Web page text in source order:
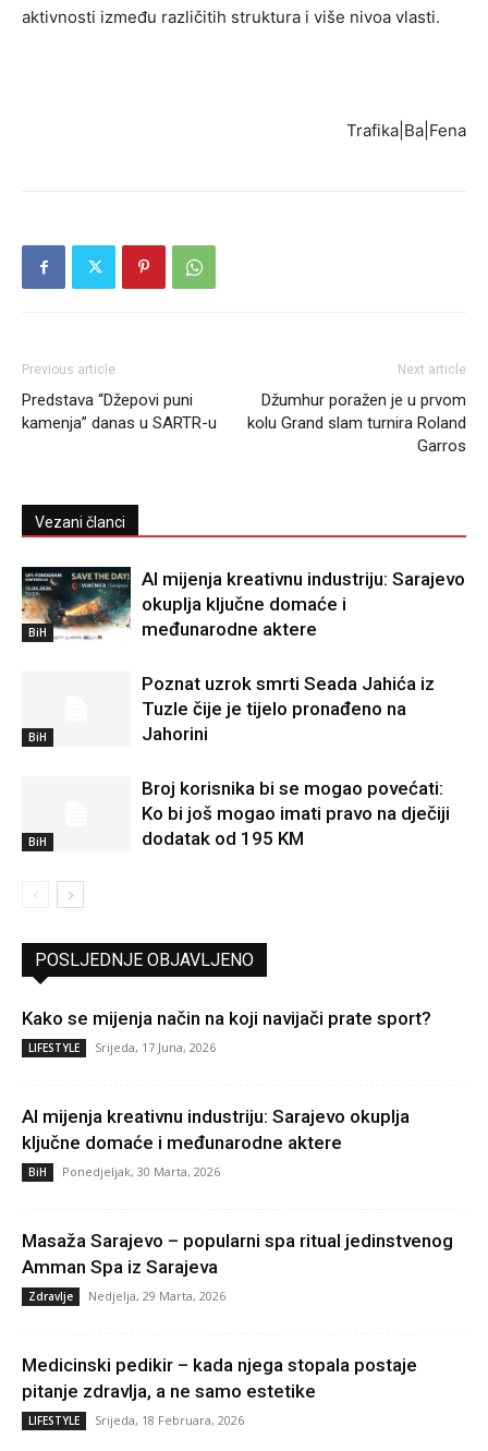
aktivnosti između različitih struktura i više nivoa vlasti.
Trafika|Ba|Fena
Previous article
Predstava “Džepovi puni
kamenja” danas u SARTR-u
Next article
Džumhur poražen je u prvom
kolu Grand slam turnira Roland
Garros
Vezani članci
BiH
AI mijenja kreativnu industriju: Sarajevo
okuplja ključne domaće i
međunarodne aktere
BiH
Poznat uzrok smrti Seada Jahića iz
Tuzle čije je tijelo pronađeno na
Jahorini
BiH
Broj korisnika bi se mogao povećati:
Ko bi još mogao imati pravo na dječiji
dodatak od 195 KM
POSLJEDNJE OBJAVLJENO
Kako se mijenja način na koji navijači prate sport?
LIFESTYLE Srijeda, 17 Juna, 2026
AI mijenja kreativnu industriju: Sarajevo okuplja
ključne domaće i međunarodne aktere
BiH Ponedjeljak, 30 Marta, 2026
Masaža Sarajevo – popularni spa ritual jedinstvenog
Amman Spa iz Sarajeva
Zdravlje Nedjelja, 29 Marta, 2026
Medicinski pedikir – kada njega stopala postaje
pitanje zdravlja, a ne samo estetike
LIFESTYLE Srijeda, 18 Februara, 2026